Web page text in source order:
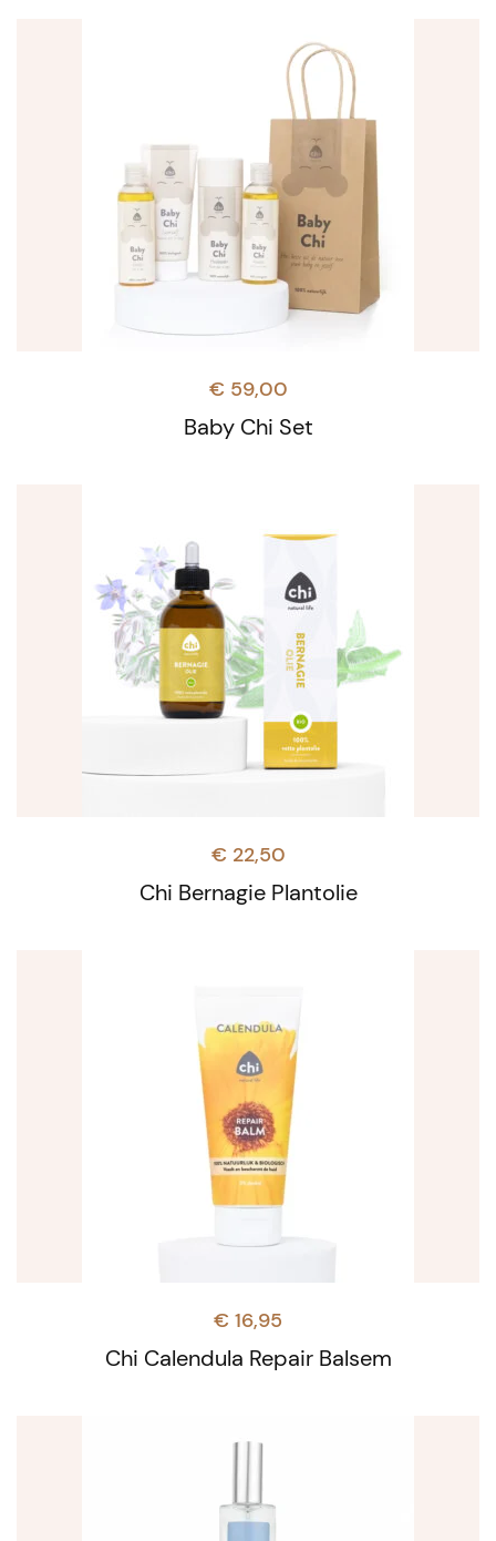
Baby Chi Set
€ 59,00
Chi Bernagie Plantolie
€ 22,50
Chi Calendula Repair Balsem
€ 16,95